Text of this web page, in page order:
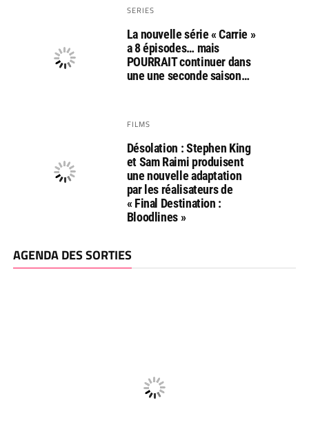
SERIES
La nouvelle série « Carrie »
a 8 épisodes… mais
POURRAIT continuer dans
une une seconde saison…
FILMS
Désolation : Stephen King
et Sam Raimi produisent
une nouvelle adaptation
par les réalisateurs de
« Final Destination :
Bloodlines »
AGENDA DES SORTIES